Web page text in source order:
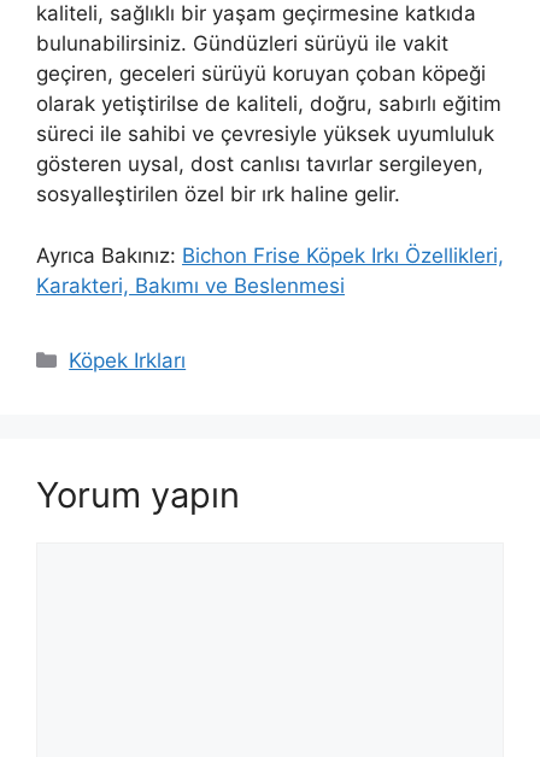
kaliteli, sağlıklı bir yaşam geçirmesine katkıda
bulunabilirsiniz. Gündüzleri sürüyü ile vakit
geçiren, geceleri sürüyü koruyan çoban köpeği
olarak yetiştirilse de kaliteli, doğru, sabırlı eğitim
süreci ile sahibi ve çevresiyle yüksek uyumluluk
gösteren uysal, dost canlısı tavırlar sergileyen,
sosyalleştirilen özel bir ırk haline gelir.
Ayrıca Bakınız: Bichon Frise Köpek Irkı Özellikleri,
Karakteri, Bakımı ve Beslenmesi
Kategoriler
Köpek Irkları
Yorum yapın